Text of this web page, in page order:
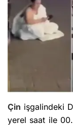
Çin işgalindeki
yerel saat ile